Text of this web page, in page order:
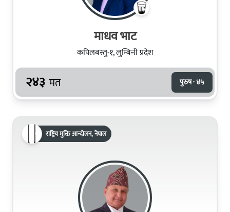
माधव भाट
कपिलबस्तु-१, लुम्बिनी प्रदेश
२४३ मत पुरुष · ४५
राष्ट्रिय मुक्ति आन्दोलन, नेपाल